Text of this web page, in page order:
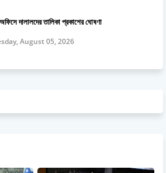
দালালদের তালিকা প্রকাশের ঘোষণা
August 05, 2026